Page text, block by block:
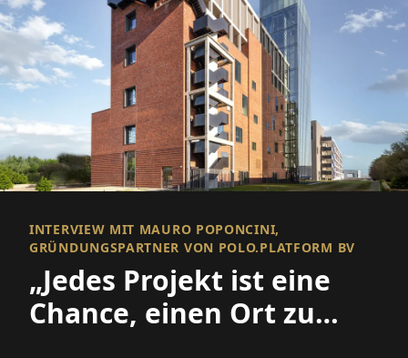
INTERVIEW MIT MAURO POPONCINI,
GRÜNDUNGSPARTNER VON POLO.PLATFORM BV
„Jedes Projekt ist eine
Chance, einen Ort zu